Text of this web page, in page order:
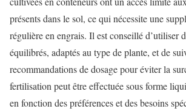
présents dans le sol, ce qui nécessite une
régulière en engrais. Il est conseillé d’utiliser
équilibrés, adaptés au type de plante, et de
recommandations de dosage pour éviter la
fertilisation peut être effectuée sous forme
en fonction des préférences et des besoins